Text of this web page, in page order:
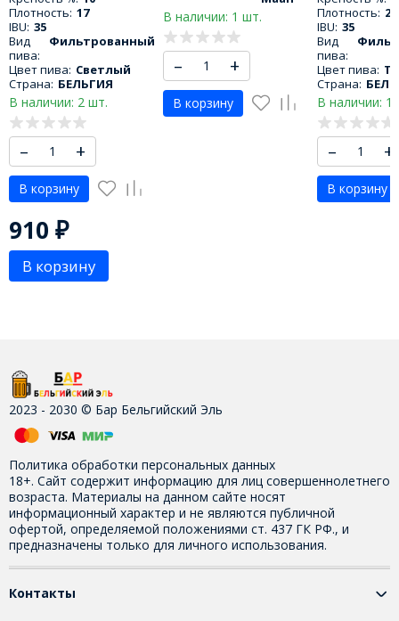
Плотность: 17
IBU: 35
Вид
пива:
Фильтрованный
Цвет пива: Светлый
Страна: БЕЛЬГИЯ
В наличии: 2 шт.
– +
В корзину
В наличии: 1 шт.
– +
В корзину
Плотность: 22
IBU: 35
Вид
пива:
Цвет пива:
Страна:
В наличии: 1
– +
В корзину
910 ₽
В корзину
2023 - 2030 © Бар Бельгийский Эль
Политика обработки персональных данных
18+. Сайт содержит информацию для лиц совершеннолетнего
возраста. Материалы на данном сайте носят
информационный характер и не являются публичной
офертой, определяемой положениями ст. 437 ГК РФ., и
предназначены только для личного использования.
Контакты